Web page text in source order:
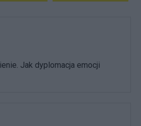
Jak dyplomacja emocji